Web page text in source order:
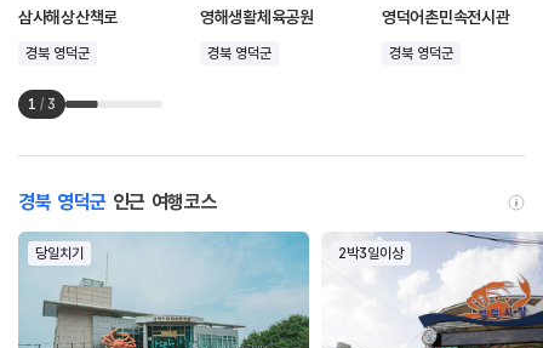
삼사해상산책로
경북 영덕군
영해생활체육공원
경북 영덕군
영덕어촌민속전시관
경북 영덕군
1 / 3
경북 영덕군 인근 여행코스
당일치기 2박3일이상